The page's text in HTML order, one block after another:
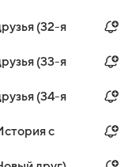
(32-я
(33-я
(34-я
с